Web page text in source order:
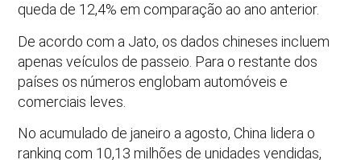
queda de 12,4% em comparação ao ano anterior.
De acordo com a Jato, os dados chineses incluem
apenas veículos de passeio. Para o restante dos
países os números englobam automóveis e
comerciais leves.
No acumulado de janeiro a agosto, China lidera o
ranking com 10,13 milhões de unidades vendidas,